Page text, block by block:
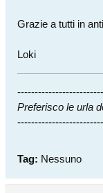
Grazie a tutti in
Loki
Preferisco le urla
Tag: Nessuno